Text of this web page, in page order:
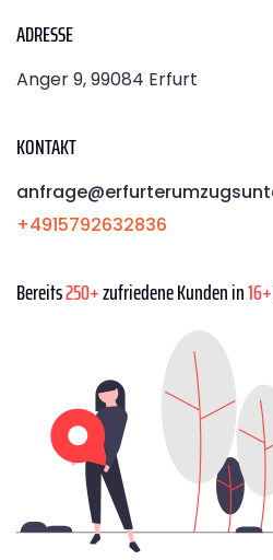
ADRESSE
Anger 9, 99084 Erfurt
KONTAKT
+4915792632836
Bereits250+zufriedene Kunden in16+